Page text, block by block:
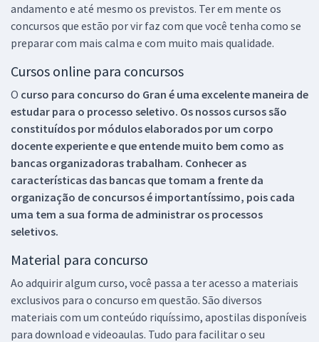
andamento e até mesmo os previstos. Ter em mente os
concursos que estão por vir faz com que você tenha como se
preparar com mais calma e com muito mais qualidade.
Cursos online para concursos
O curso para concurso do Gran é uma excelente maneira de
estudar para o processo seletivo. Os nossos cursos são
constituídos por módulos elaborados por um corpo
docente experiente e que entende muito bem como as
bancas organizadoras trabalham. Conhecer as
características das bancas que tomam a frente da
organização de concursos é importantíssimo, pois cada
uma tem a sua forma de administrar os processos
seletivos.
Material para concurso
Ao adquirir algum curso, você passa a ter acesso a materiais
exclusivos para o concurso em questão. São diversos
materiais com um conteúdo riquíssimo, apostilas disponíveis
para download e videoaulas. Tudo para facilitar o seu